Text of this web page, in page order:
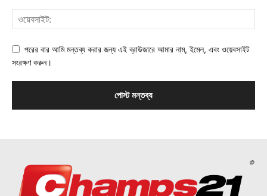
পরের বার আমি মন্তব্য করার জন্য এই ব্রাউজারে আমার নাম, ইমেল, এবং ওয়েবসাইট
সংরক্ষণ করুন।
©